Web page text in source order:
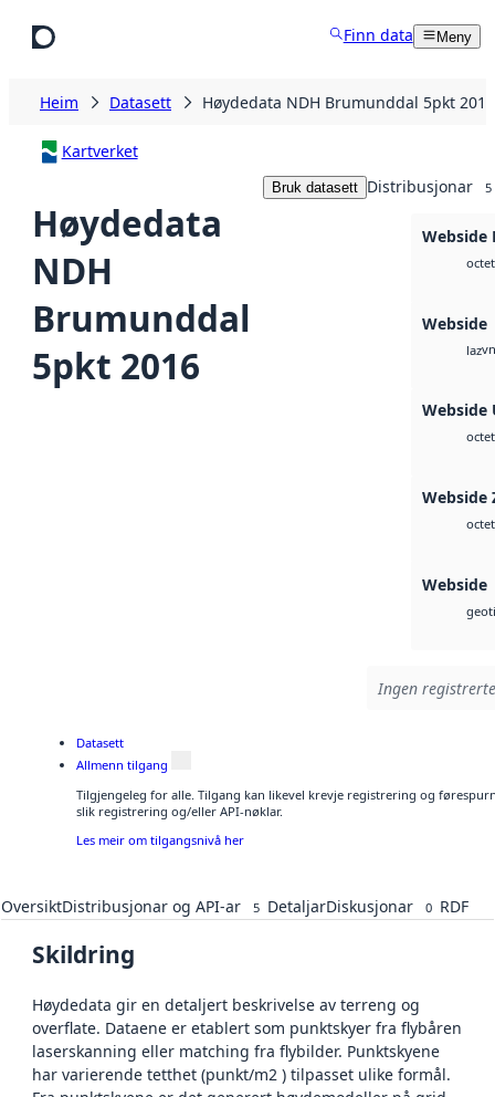
Finn data Meny
Heim Datasett Høydedata NDH Brumunddal 5pkt 2016
Kartverket
Høydedata
NDH
Brumunddal
5pkt 2016
Bruk datasett Distribusjonar 5
Webside
octet
Webside
laz
Webside
octet
Webside
octet
Webside
Ingen
Datasett
Allmenn tilgang
Tilgjengeleg for alle. Tilgang kan likevel krevje registrering og
slik registrering og/eller API-nøklar.
Les meir om tilgangsnivå her
OversiktDistribusjonar og API-ar 5 DetaljarDiskusjonar 0 RDF
Skildring
Høydedata gir en detaljert beskrivelse av terreng og
overflate. Dataene er etablert som punktskyer fra flybåren
laserskanning eller matching fra flybilder. Punktskyene
har varierende tetthet (punkt/m2 ) tilpasset ulike formål.